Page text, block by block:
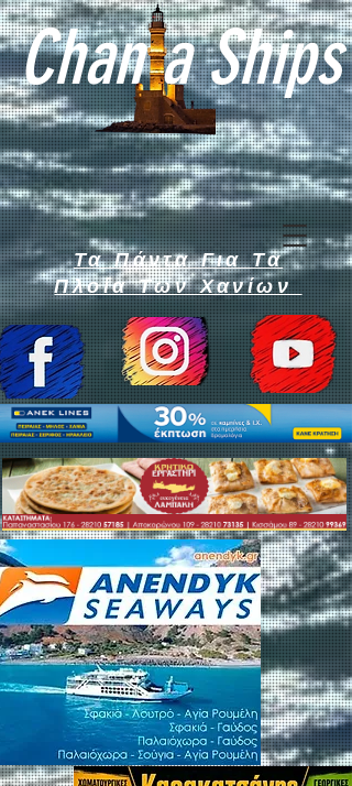
Chan a Ships
Τα Πάντα Για Τα
Πλοία Των Χανίων